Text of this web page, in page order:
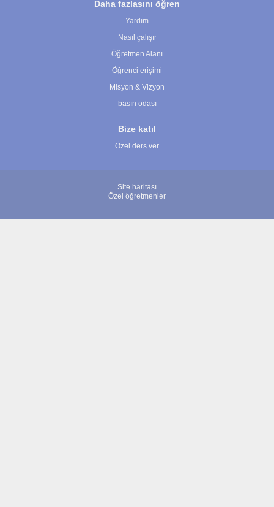
Daha fazlasını öğren
Yardım
Nasıl çalışır
Öğretmen Alanı
Öğrenci erişimi
Misyon & Vizyon
basın odası
Bize katıl
Özel ders ver
Site haritası
Özel öğretmenler